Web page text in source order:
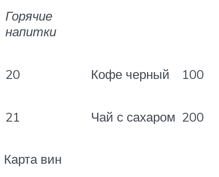
Горячие
напитки
20 Кофе черный 100
21 Чай с сахаром 200
Карта вин